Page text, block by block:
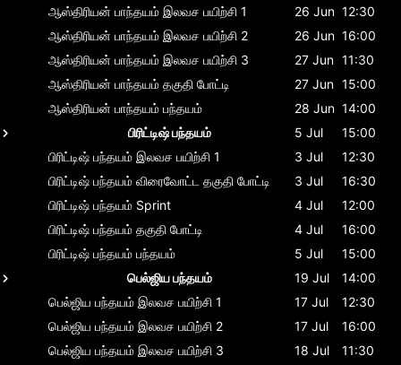
ஆஸ்திரியன் பாந்தயம் இலவச பயிற்சி 1 26 Jun 12:30
ஆஸ்திரியன் பாந்தயம் இலவச பயிற்சி 2 26 Jun 16:00
ஆஸ்திரியன் பாந்தயம் இலவச பயிற்சி 3 27 Jun 11:30
ஆஸ்திரியன் பாந்தயம் தகுதி போட்டி 27 Jun 15:00
ஆஸ்திரியன் பாந்தயம் பந்தயம் 28 Jun 14:00
பிரிட்டிஷ் பந்தயம்
5 Jul
15:00
பிரிட்டிஷ் பந்தயம் இலவச பயிற்சி 1 3 Jul
12:30
பிரிட்டிஷ் பந்தயம் விரைவோட்ட தகுதி போட்டி 3 Jul
16:30
பிரிட்டிஷ் பந்தயம் Sprint 4 Jul
12:00
பிரிட்டிஷ் பந்தயம் தகுதி போட்டி 4 Jul
16:00
பிரிட்டிஷ் பந்தயம் பந்தயம் 5 Jul
15:00
பெல்ஜிய பந்தயம்
19 Jul
14:00
பெல்ஜிய பந்தயம் இலவச பயிற்சி 1 17 Jul
12:30
பெல்ஜிய பந்தயம் இலவச பயிற்சி 2 17 Jul
16:00
பெல்ஜிய பந்தயம் இலவச பயிற்சி 3 18 Jul
11:30